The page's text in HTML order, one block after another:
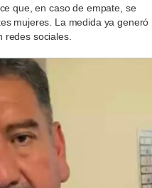
que, en caso de empate, se
mujeres. La medida ya generó
redes sociales.